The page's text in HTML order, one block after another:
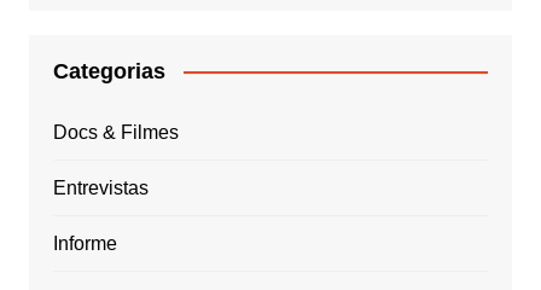
Categorias
Docs & Filmes
Entrevistas
Informe